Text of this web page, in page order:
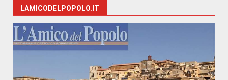
LAMICODELPOPOLO.IT